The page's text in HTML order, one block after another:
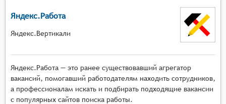
Яндекс.Работа
Яндекс.Вертикали
Яндекс.Работа — это ранее существовавший агрегатор
вакансий, помогавший работодателям находить сотрудников,
а профессионалам искать и подбирать подходящие вакансии
с популярных сайтов поиска работы.